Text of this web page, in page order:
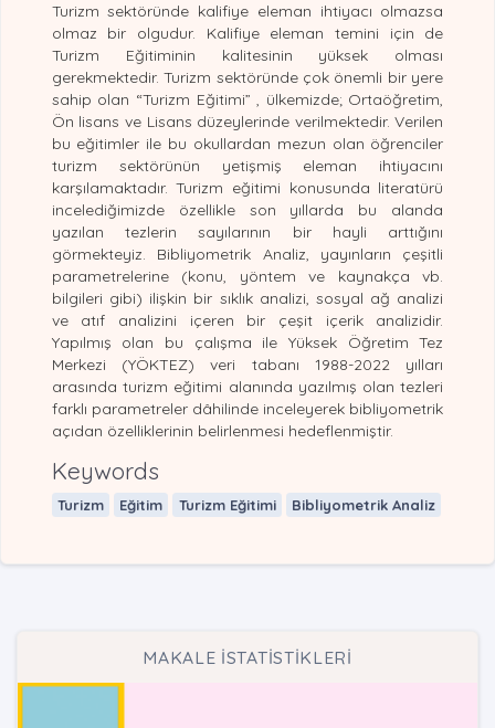
Turizm sektöründe kalifiye eleman ihtiyacı olmazsa
olmaz bir olgudur. Kalifiye eleman temini için de
Turizm Eğitiminin kalitesinin yüksek olması
gerekmektedir. Turizm sektöründe çok önemli bir yere
sahip olan “Turizm Eğitimi” , ülkemizde; Ortaöğretim,
Ön lisans ve Lisans düzeylerinde verilmektedir. Verilen
bu eğitimler ile bu okullardan mezun olan öğrenciler
turizm sektörünün yetişmiş eleman ihtiyacını
karşılamaktadır. Turizm eğitimi konusunda literatürü
incelediğimizde özellikle son yıllarda bu alanda
yazılan tezlerin sayılarının bir hayli arttığını
görmekteyiz. Bibliyometrik Analiz, yayınların çeşitli
parametrelerine (konu, yöntem ve kaynakça vb.
bilgileri gibi) ilişkin bir sıklık analizi, sosyal ağ analizi
ve atıf analizini içeren bir çeşit içerik analizidir.
Yapılmış olan bu çalışma ile Yüksek Öğretim Tez
Merkezi (YÖKTEZ) veri tabanı 1988-2022 yılları
arasında turizm eğitimi alanında yazılmış olan tezleri
farklı parametreler dâhilinde inceleyerek bibliyometrik
açıdan özelliklerinin belirlenmesi hedeflenmiştir.
Keywords
Turizm Eğitim Turizm Eğitimi Bibliyometrik Analiz
MAKALE İSTATİSTİKLERİ